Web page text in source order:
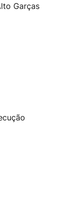
Garças